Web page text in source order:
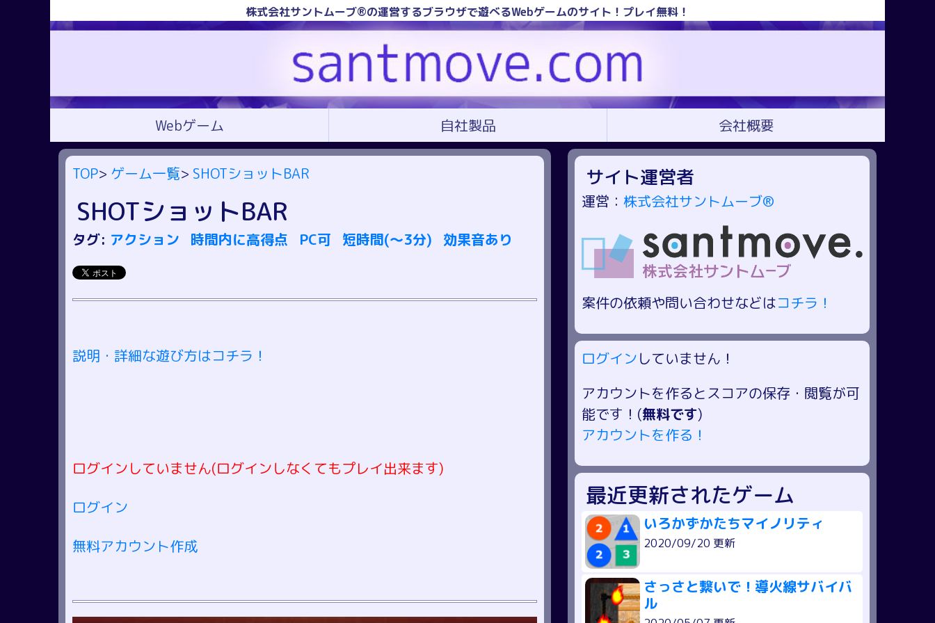
株式会社サントムーブ®の運営するブラウザで遊べるWebゲームのサイト！プレイ無料！
Webゲーム 自社製品 会社概要
TOP> ゲーム一覧> SHOTショットBAR
SHOTショットBAR
タグ: アクション 時間内に高得点 PC可 短時間(～3分) 効果音あり
説明・詳細な遊び方はコチラ！
ログインしていません(ログインしなくてもプレイ出来ます)
ログイン
無料アカウント作成
サイト運営者
運営： 株式会社サントムーブ®
案件の依頼や問い合わせなどはコチラ！
ログインしていません！
アカウントを作るとスコアの保存・閲覧が可
能です！(無料です)
アカウントを作る！
最近更新されたゲーム
いろかずかたちマイノリティ
2020/09/20 更新
さっさと繋いで！導火線サバイバ
ル